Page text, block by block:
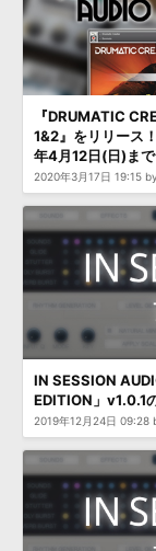
『DRUMATIC
1&2』をリリース
年4月12日(日)まで
2020年3月17日 19:15
IN SESSION
EDITION」v1.0.1
2019年12月24日 09:28